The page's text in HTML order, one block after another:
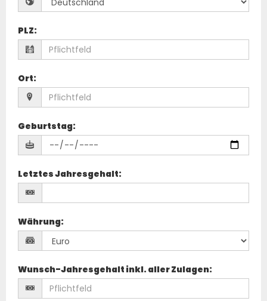
PLZ:
Ort:
Geburtstag:
Letztes Jahresgehalt:
Währung:
Wunsch-Jahresgehalt inkl. aller Zulagen: